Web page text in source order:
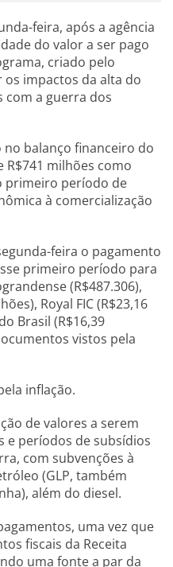
feira, após a agência
do valor a ser pago
criado pelo
impactos da alta do
com a guerra dos
balanço financeiro do
milhões como
primeiro período de
à comercialização
feira o pagamento
primeiro período para
(R$487.306),
Royal FIC (R$23,16
Brasil (R$16,39
vistos pela
inflação.
de valores a serem
e períodos de subsídios
com subvenções à
(GLP, também
além do diesel.
uma vez que
fiscais da Receita
uma fonte a par da